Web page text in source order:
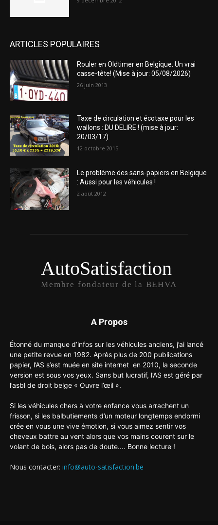
ARTICLES POPULAIRES
Rouler en Oldtimer en Belgique: Un vrai
casse-tête! (Mise à jour: 05/08/2026)
26 juin 2013
Taxe de circulation et écotaxe pour les
wallons : DU DELIRE ! (mise à jour:
20/03/17)
12 octobre 2015
Le problème des sans-papiers en Belgique
: Aussi pour les véhicules !
2 août 2012
AutoSatisfaction
Membre fondateur de la BEHVA
A Propos
Étonné du manque d’infos sur les véhicules anciens, j’ai lancé
une petite revue en 1982. Après plus de 200 publications
papier, l’AS s’est muée en site internet en 2010, la seconde
version est sous vos yeux. Sans but lucratif, l’AS est géré par
l’asbl de droit belge « Ouvre l’œil ».
Si les véhicules chers à votre enfance vous arrachent un
frisson, si les balbutiements d’un moteur longtemps endormi
crée en vous une vive émotion, si vous aimez sentir vos
cheveux battre au vent alors que vos mains courent sur le
volant de bois, alors pas de doute.... Bonne lecture !
Nous contacter: info@auto-satisfaction.be